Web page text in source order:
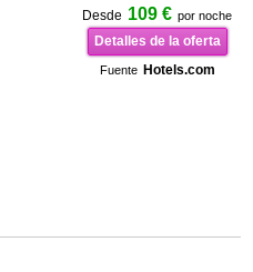
Desde 109 € por noche
Detalles de la oferta
Fuente Hotels.com